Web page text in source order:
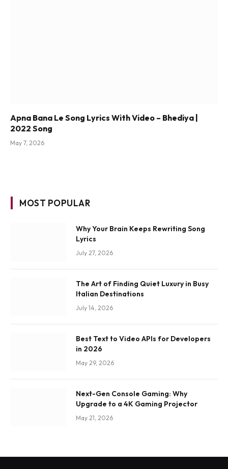
Apna Bana Le Song Lyrics With Video – Bhediya |
2022 Song
May 7, 2026
MOST POPULAR
Why Your Brain Keeps Rewriting Song
Lyrics
July 27, 2026
The Art of Finding Quiet Luxury in Busy
Italian Destinations
July 14, 2026
Best Text to Video APIs for Developers
in 2026
May 29, 2026
Next-Gen Console Gaming: Why
Upgrade to a 4K Gaming Projector
May 21, 2026